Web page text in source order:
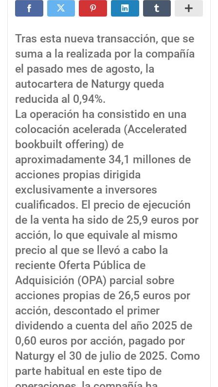
Tras esta nueva transacción, que se
suma a la realizada por la compañía
el pasado mes de agosto, la
autocartera de Naturgy queda
reducida al 0,94%.
La operación ha consistido en una
colocación acelerada (Accelerated
bookbuilt offering) de
aproximadamente 34,1 millones de
acciones propias dirigida
exclusivamente a inversores
cualificados. El precio de ejecución
de la venta ha sido de 25,9 euros por
acción, lo que equivale al mismo
precio al que se llevó a cabo la
reciente Oferta Pública de
Adquisición (OPA) parcial sobre
acciones propias de 26,5 euros por
acción, descontado el primer
dividendo a cuenta del año 2025 de
0,60 euros por acción, pagado por
Naturgy el 30 de julio de 2025. Como
parte habitual en este tipo de